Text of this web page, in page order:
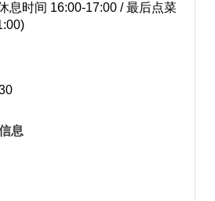
息时间 16:00-17:00 / 最后点菜
息